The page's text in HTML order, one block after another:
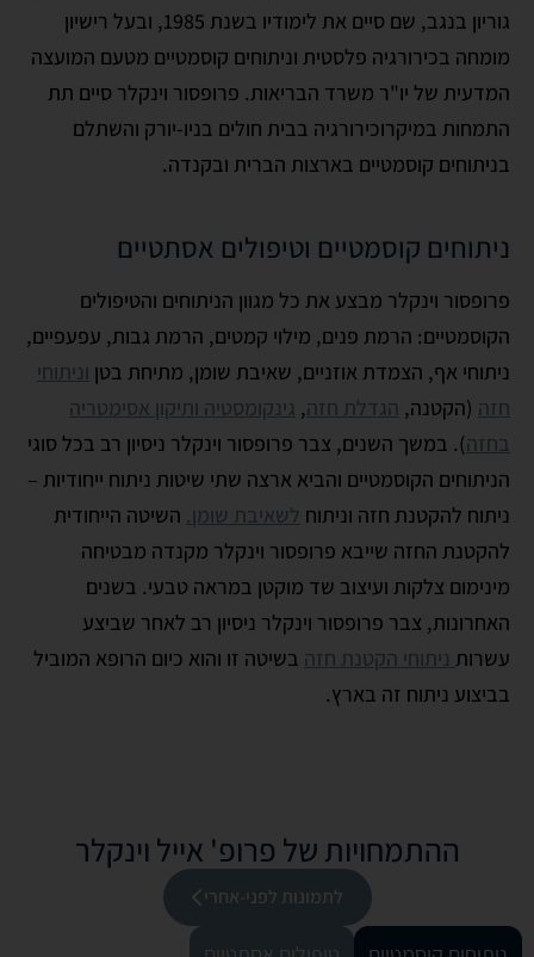
גוריון בנגב, שם סיים את לימודיו בשנת 1985, ובעל רישיון
מומחה בכירורגיה פלסטית וניתוחים קוסמטיים מטעם המועצה
המדעית של יו"ר משרד הבריאות. פרופסור וינקלר סיים תת
התמחות במיקרוכירורגיה בבית חולים בניו-יורק והשתלם
בניתוחים קוסמטיים בארצות הברית ובקנדה.
ניתוחים קוסמטיים וטיפולים אסתטיים
פרופסור וינקלר מבצע את כל מגוון הניתוחים והטיפולים
הקוסמטיים: הרמת פנים, מילוי קמטים, הרמת גבות, עפעפיים,
ניתוחי אף, הצמדת אוזניים, שאיבת שומן, מתיחת בטן וניתוחי
חזה (הקטנה, הגדלת חזה, גינקומסטיה ותיקון אסימטריה
בחזה). במשך השנים, צבר פרופסור וינקלר ניסיון רב בכל סוגי
הניתוחים הקוסמטיים והביא ארצה שתי שיטות ניתוח ייחודיות –
ניתוח להקטנת חזה וניתוח לשאיבת שומן. השיטה הייחודית
להקטנת החזה שייבא פרופסור וינקלר מקנדה מבטיחה
מינימום צלקות ועיצוב שד מוקטן במראה טבעי. בשנים
האחרונות, צבר פרופסור וינקלר ניסיון רב לאחר שביצע
עשרות ניתוחי הקטנת חזה בשיטה זו והוא כיום הרופא המוביל
בביצוע ניתוח זה בארץ.
ההתמחויות של פרופ' אייל וינקלר
לתמונות לפני-אחרי